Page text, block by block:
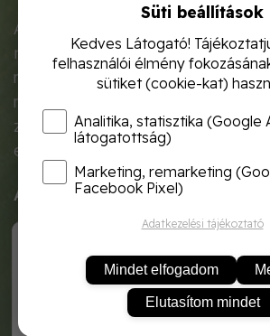
Acél olló és ágvágó fűrész
nélkül, a magas fák ágainak
metszéséhez. Használatához
megfelelő nyélre, amire jól
zsinór meghúzásával történik, a
erőkifejtéshez nyújtanak
Ajánlott termékek
ROOTS-IT09
Süti beállítások
Kedves Látogató!
felhasználói élmény
sütiket (cookie-kat)
Analitika, statisztika (Google
látogatottság)
Marketing, remarketing
Facebook Pixel)
Adatkezelési tájékoztató
Mindet elfogadom
Elutasítom mindet